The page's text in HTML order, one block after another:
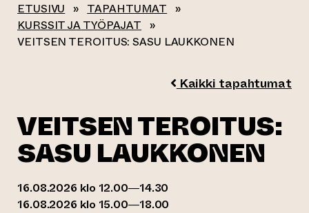
ETUSIVU » TAPAHTUMAT »
KURSSIT JA TYÖPAJAT »
VEITSEN TEROITUS: SASU LAUKKONEN
Kaikki tapahtumat
VEITSEN TEROITUS:
SASU LAUKKONEN
16.08.2026 klo 12.00—14.30
16.08.2026 klo 15.00—18.00